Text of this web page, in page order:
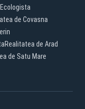
de Covasna
Realitatea de Arad
de Satu Mare